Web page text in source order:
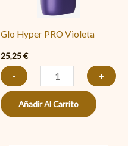
Glo Hyper PRO Violeta
25,25€
-
+
Añadir Al Carrito